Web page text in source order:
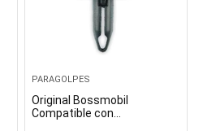
PARAGOLPES
Original Bossmobil
Compatible con